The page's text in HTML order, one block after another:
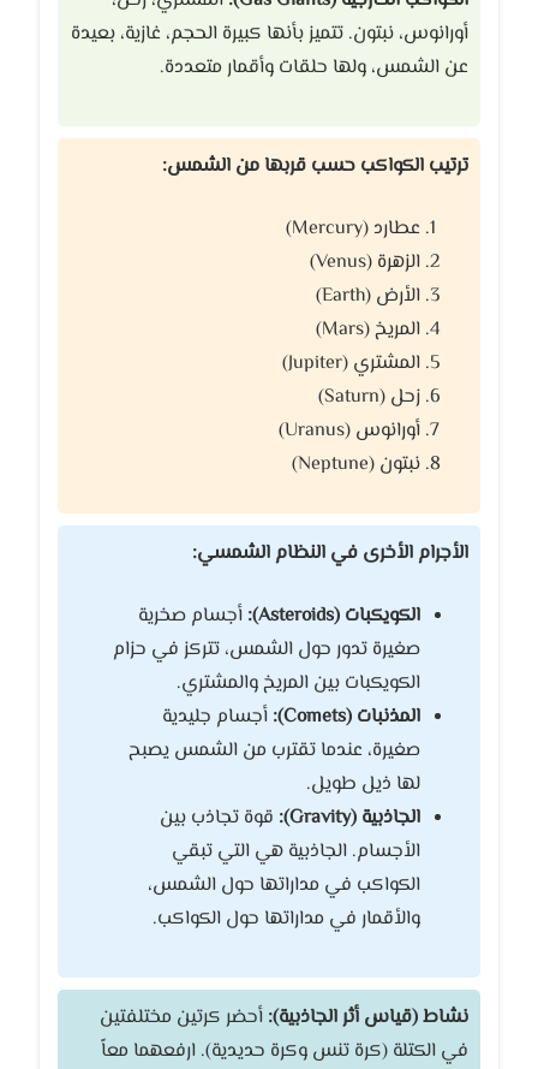
أورانوس، نبتون. تتميز بأنها كبيرة الحجم، غازية، بعيدة
عن الشمس، ولها حلقات وأقمار متعددة.
ترتيب الكواكب حسب قربها من الشمس:
عطارد (Mercury)
الزهرة (Venus)
الأرض (Earth)
المريخ (Mars)
المشتري (Jupiter)
زحل (Saturn)
أورانوس (Uranus)
نبتون (Neptune)
الأجرام الأخرى في النظام الشمسي:
الكويكبات (Asteroids):
أجسام صخرية
صغيرة تدور حول الشمس، تتركز في حزام
الكويكبات بين المريخ والمشتري.
المذنبات (Comets):
أجسام جليدية
صغيرة، عندما تقترب من الشمس يصبح
لها ذيل طويل.
الجاذبية (Gravity):
قوة تجاذب بين
الأجسام. الجاذبية هي التي تبقي
الكواكب في مداراتها حول الشمس،
والأقمار في مداراتها حول الكواكب.
نشاط (قياس أثر الجاذبية): أحضر كرتين مختلفتين
في الكتلة (كرة تنس وكرة حديدية). ارفعهما معاً